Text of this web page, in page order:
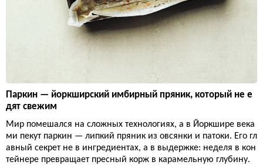
Паркин — йоркширский имбирный пряник, который не е
дят свежим
Мир помешался на сложных технологиях, а в Йоркшире века
ми пекут паркин — липкий пряник из овсянки и патоки. Его гл
авный секрет не в ингредиентах, а в выдержке: неделя в кон
тейнере превращает пресный корж в карамельную глубину.